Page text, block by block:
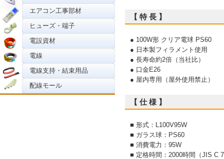
エアコン工事部材
ヒューズ・端子
電設資材
電線
電線支持・結束用品
配線モール
【 特 長 】
● 100W形 クリア電球 PS60
● 日本製フィラメント使用
● 長寿命約2倍（当社比）
● 口金E26
● 屋内専用（屋外使用禁止）
【 仕 様 】
■ 形式：L100V95W
■ ガラス球：PS60
■ 消費電力：95W
■ 定格時間：2000時間（JIS C